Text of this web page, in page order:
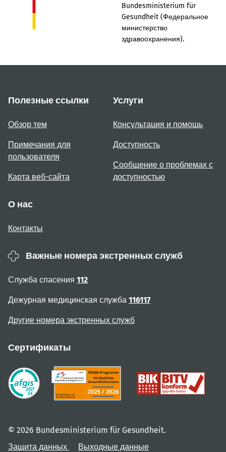
Bundesministerium für
Gesundheit (Федеральное
министерство
здравоохранения).
Полезные ссылки
Обзор тем
Примечания для
пользователя
Карта веб-сайта
Услуги
Консультация и помощь
Доступность
Сообщение о проблемах с
доступностью
О нас
Контакты
Важные номера экстренных служб
Служба спасения 112
Дежурная медицинская служба 116117
Другие номера экстренных служб
Сертификаты
© 2026 Bundesministerium für Gesundheit.
Защита данных
Выходные данные